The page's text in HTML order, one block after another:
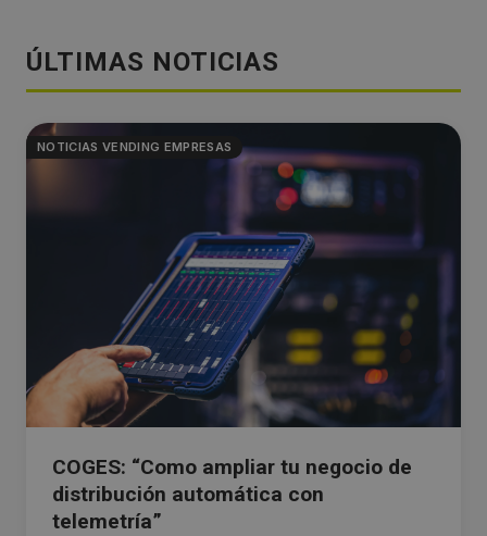
ÚLTIMAS NOTICIAS
NOTICIAS VENDING EMPRESAS
COGES: “Como ampliar tu negocio de
distribución automática con
telemetría”